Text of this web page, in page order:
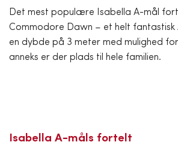
Det mest populære Isabella A-mål
Commodore Dawn – et helt
en dybde på 3 meter med mulighed
anneks er der plads til hele familien.
Isabella A-måls fortelt